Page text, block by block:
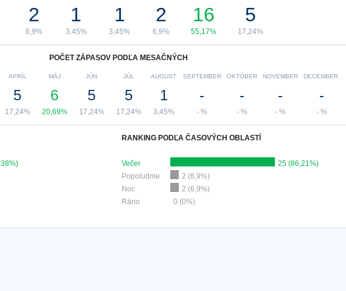
2
6,9%
1
3,45%
1
3,45%
2
6,9%
16
55,17%
5
17,24%
POČET ZÁPASOV PODĽA MESAČNÝCH
APRÍL
5
17,24%
MÁJ
6
20,69%
JÚN
5
17,24%
JÚL
5
17,24%
AUGUST
1
3,45%
SEPTEMBER
-
- %
OKTÓBER
-
- %
NOVEMBER
-
- %
DECEMBER.
-
- %
RANKING PODĽA ČASOVÝCH OBLASTÍ
Večer
25 (86,21%)
Popoludnie
2 (6,9%)
Noc
2 (6,9%)
Ráno
0 (0%)